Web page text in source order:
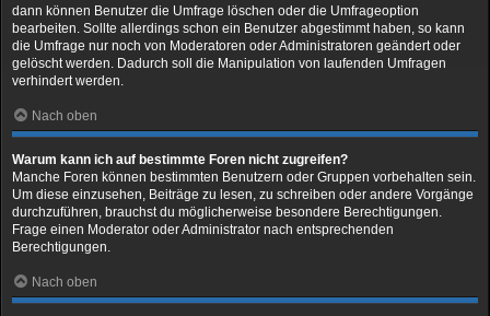
dann können Benutzer die Umfrage löschen oder die Umfrageoption
bearbeiten. Sollte allerdings schon ein Benutzer abgestimmt haben, so kann
die Umfrage nur noch von Moderatoren oder Administratoren geändert oder
gelöscht werden. Dadurch soll die Manipulation von laufenden Umfragen
verhindert werden.
Nach oben
Warum kann ich auf bestimmte Foren nicht zugreifen?
Manche Foren können bestimmten Benutzern oder Gruppen vorbehalten sein.
Um diese einzusehen, Beiträge zu lesen, zu schreiben oder andere Vorgänge
durchzuführen, brauchst du möglicherweise besondere Berechtigungen.
Frage einen Moderator oder Administrator nach entsprechenden
Berechtigungen.
Nach oben